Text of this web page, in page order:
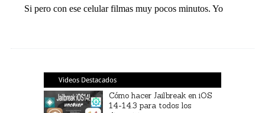
Videos Destacados
Cómo hacer Jailbreak en iOS
14-14.3 para todos los